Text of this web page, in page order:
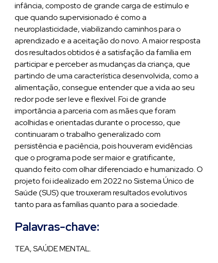
infância, composto de grande carga de estímulo e
que quando supervisionado é como a
neuroplasticidade, viabilizando caminhos para o
aprendizado e a aceitação do novo. A maior resposta
dos resultados obtidos é a satisfação da família em
participar e perceber as mudanças da criança, que
partindo de uma característica desenvolvida, como a
alimentação, consegue entender que a vida ao seu
redor pode ser leve e flexível. Foi de grande
importância a parceria com as mães que foram
acolhidas e orientadas durante o processo, que
continuaram o trabalho generalizado com
persistência e paciência, pois houveram evidências
que o programa pode ser maior e gratificante,
quando feito com olhar diferenciado e humanizado. O
projeto foi idealizado em 2022 no Sistema Único de
Saúde (SUS) que trouxeram resultados evolutivos
tanto para as famílias quanto para a sociedade.
Palavras-chave:
TEA, SAÚDE MENTAL.